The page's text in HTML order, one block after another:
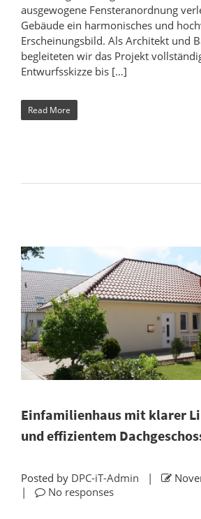
ausgewogene Fensteranordnung
Gebäude ein harmonisches und
Erscheinungsbild. Als Architekt und
begleiteten wir das Projekt
Entwurfsskizze bis […]
Read More
Einfamilienhaus mit klarer
und effizientem
Posted by DPC-iT-Admin |
|
No responses